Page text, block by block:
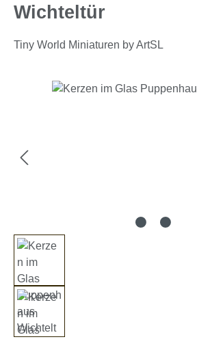
Wichteltür
Tiny World Miniaturen by ArtSL
Bildergalerie überspringen